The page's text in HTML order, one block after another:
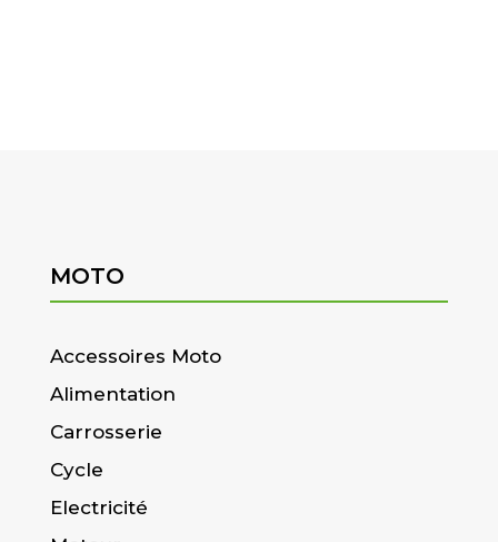
MOTO
Accessoires Moto
Alimentation
Carrosserie
Cycle
Electricité